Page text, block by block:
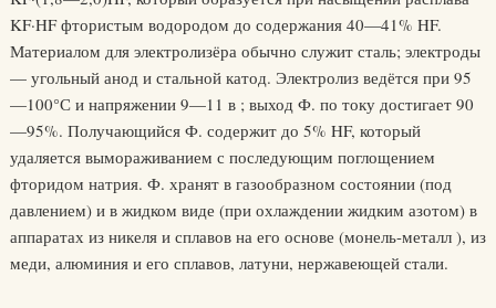
KF·HF фтористым водородом до содержания 40—41% HF.
Материалом для электролизёра обычно служит сталь; электроды
— угольный анод и стальной катод. Электролиз ведётся при 95
—100°С и напряжении 9—11 в ; выход Ф. по току достигает 90
—95%. Получающийся Ф. содержит до 5% HF, который
удаляется вымораживанием с последующим поглощением
фторидом натрия. Ф. хранят в газообразном состоянии (под
давлением) и в жидком виде (при охлаждении жидким азотом) в
аппаратах из никеля и сплавов на его основе (монель-металл ), из
меди, алюминия и его сплавов, латуни, нержавеющей стали.